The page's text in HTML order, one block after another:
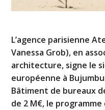
L’agence parisienne
Vanessa Grob), en
architecture, signe le
européenne à
Bâtiment de bureaux
de 2 M€, le